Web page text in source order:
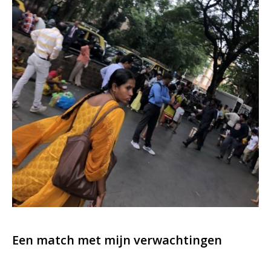
Een match met mijn verwachtingen